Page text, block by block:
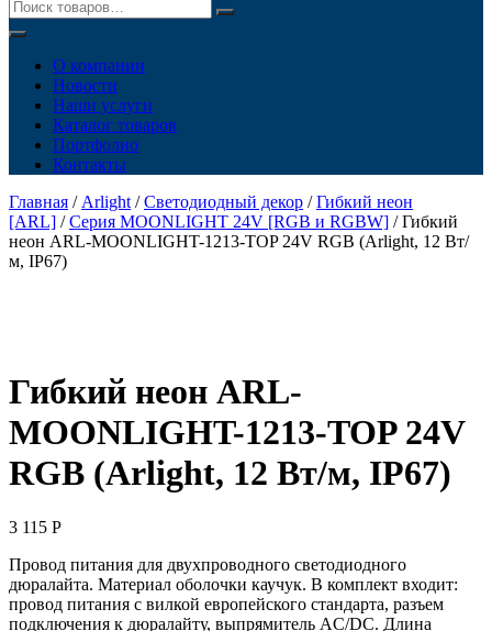
О компании
Новости
Наши услуги
Каталог товаров
Портфолио
Контакты
Главная / Arlight /Светодиодный декор /Гибкий неон
[ARL] /Серия MOONLIGHT 24V [RGB и RGBW] / Гибкий
неон ARL-MOONLIGHT-1213-TOP 24V RGB (Arlight, 12 Вт/
м, IP67)
Гибкий неон ARL-
MOONLIGHT-1213-TOP 24V
RGB (Arlight, 12 Вт/м, IP67)
3 115 Р
Провод питания для двухпроводного светодиодного
дюралайта. Материал оболочки каучук. В комплект входит:
провод питания с вилкой европейского стандарта, разъем
подключения к дюралайту, выпрямитель AC/DC. Длина